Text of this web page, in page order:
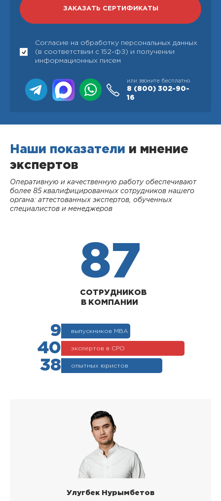
Согласие на обработку персональных данных
(в соответствии с 152-ФЗ) и получении
информационных писем
или звоните бесплатно
8 (800) 302-90-
16
Наши показатели и мнение
экспертов
Оперативную и качественную работу обеспечивают
более 85 квалифицированных сотрудников нашего
органа: аттестованных экспертов, обученных
специалистов и менеджеров
87
СОТРУДНИКОВ
В КОМПАНИИ
9 выпускников МВА
40 экспертов в СРО
38 опытных юристов
Улугбек Нурымбетов